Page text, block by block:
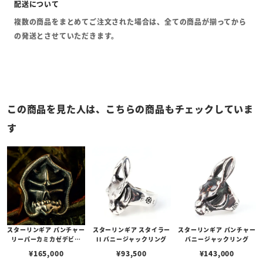
複数の商品をまとめてご注文された場合は、全ての商品が揃ってから
の発送とさせていただきます。
この商品を見た人は、こちらの商品もチェックしていま
す
スターリンギア パンチャー
リーパーカミカゼデビル
¥165,000
スターリンギア スタイラー
II バニージャックリング
¥93,500
スターリンギア パンチャー
バニージャックリング
¥143,000